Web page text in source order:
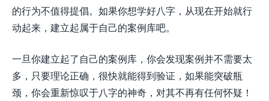
的行为不值得提倡。如果你想学好八字，从现在开始就行
动起来，建立起属于自己的案例库吧。
一旦你建立起了自己的案例库，你会发现案例并不需要太
多，只要理论正确，很快就能得到验证，如果能突破瓶
颈，你会重新惊叹于八字的神奇，对其不再有任何怀疑！